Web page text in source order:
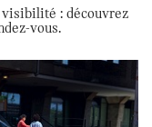
visibilité : découvrez
vous.